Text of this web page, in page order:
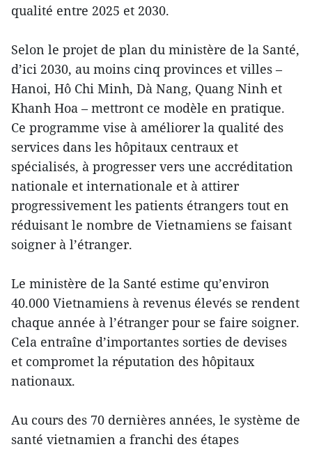
qualité entre 2025 et 2030.
Selon le projet de plan du ministère de la Santé,
d’ici 2030, au moins cinq provinces et villes –
Hanoi, Hô Chi Minh, Dà Nang, Quang Ninh et
Khanh Hoa – mettront ce modèle en pratique.
Ce programme vise à améliorer la qualité des
services dans les hôpitaux centraux et
spécialisés, à progresser vers une accréditation
nationale et internationale et à attirer
progressivement les patients étrangers tout en
réduisant le nombre de Vietnamiens se faisant
soigner à l’étranger.
Le ministère de la Santé estime qu’environ
40.000 Vietnamiens à revenus élevés se rendent
chaque année à l’étranger pour se faire soigner.
Cela entraîne d’importantes sorties de devises
et compromet la réputation des hôpitaux
nationaux.
Au cours des 70 dernières années, le système de
santé vietnamien a franchi des étapes